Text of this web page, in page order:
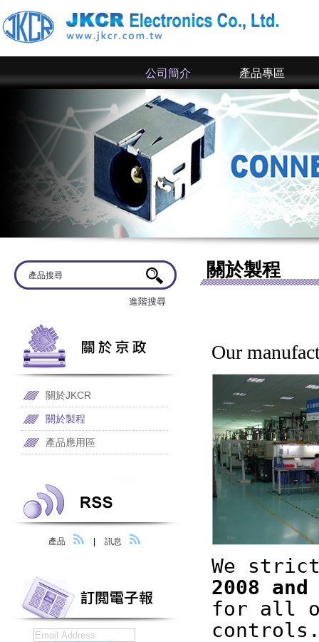
公司簡介 產品專區
關於製程
Our
We
2008 and
for all
進階搜尋
關於JKCR
關於製程
產品應用區
產品 訊息